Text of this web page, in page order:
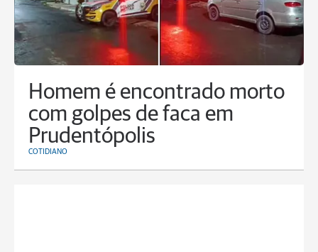
Homem é encontrado morto
com golpes de faca em
Prudentópolis
COTIDIANO